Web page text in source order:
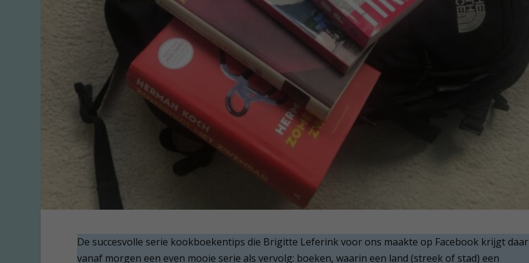
De succesvolle serie kookboekentips die Brigitte Leferink voor ons maakte op Facebook krijgt daar
vanaf morgen een even mooie serie als vervolg: boeken, waarin een land (streek of stad) een